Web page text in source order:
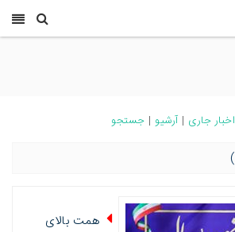
اخبار جاری | آرشیو | جستجو
همت بالای